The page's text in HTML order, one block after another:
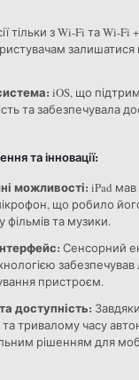
тільки з Wi-Fi та Wi-Fi
залишатися
iOS, що
та забезпечувала
та інновації:
можливості: iPad мав
що робило
фільмів та музики.
Сенсорний
забезпечував
пристроєм.
доступність:
та тривалому часу
рішенням для